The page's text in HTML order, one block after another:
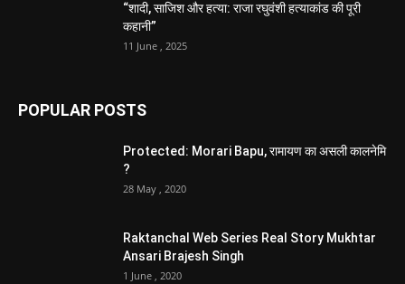
“शादी, साजिश और हत्या: राजा रघुवंशी हत्याकांड की पूरी
कहानी”
11 June , 2025
POPULAR POSTS
Protected: Morari Bapu, रामायण का असली कालनेमि
?
28 May , 2020
Raktanchal Web Series Real Story Mukhtar
Ansari Brajesh Singh
1 June , 2020